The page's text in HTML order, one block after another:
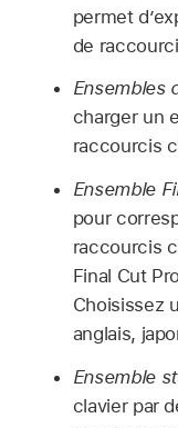
permet
de
Ensembles
charger un
raccourcis
Ensemble
pour
raccourcis
Final Cut
Choisissez
anglais,
Ensemble
clavier par